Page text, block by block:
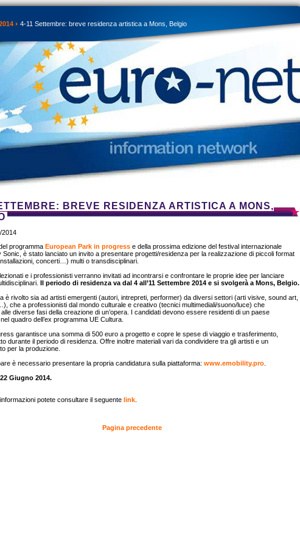
4-11 Settembre: breve residenza artistica a Mons, Belgio
BREVE RESIDENZA ARTISTICA A MONS,
2014
programma European Park in progress e della prossima edizione del festival internazionale
Sonic, è stato lanciato un invito a presentare progetti/residenza per la realizzazione di piccoli format
concerti…) multi o transdisciplinari.
e i professionisti verranno invitati ad incontrarsi e confrontare le proprie idee per lanciare
Il periodo di residenza va dal 4 all’11 Settembre 2014 e si svolgerà a Mons, Belgio.
è rivolto sia ad artisti emergenti (autori, intrepreti, performer) da diversi settori (arti visive, sound art,
che a professionisti dal mondo culturale e creativo (tecnici multimediali/suono/luce) che
diverse fasi della creazione di un’opera. I candidati devono essere residenti di un paese
quadro dell’ex programma UE Cultura.
garantisce una somma di 500 euro a progetto e copre le spese di viaggio e trasferimento,
durante il periodo di residenza. Offre inoltre materiali vari da condividere tra gli artisti e un
per la produzione.
è necessario presentare la propria candidatura sulla piattaforma: www.emobility.pro
Giugno 2014.
potete consultare il seguente link
Pagina precedente